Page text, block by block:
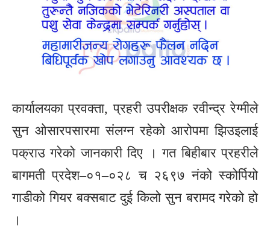
कार्यालयका प्रवक्ता, प्रहरी उपरीक्षक रवीन्द्र रेग्मीले
सुन ओसारपसारमा संलग्न रहेको आरोपमा झिउइलाई
पक्राउ गरेको जानकारी दिए । गत बिहीबार प्रहरीले
बागमती प्रदेश–०१–०२८ च २६९७ नंको स्कोर्पियो
गाडीको गियर बक्सबाट दुई किलो सुन बरामद गरेको हो
।